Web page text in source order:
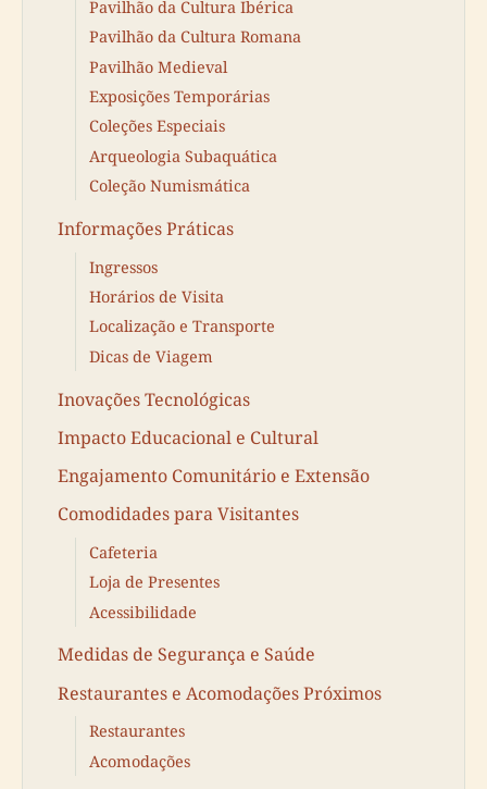
Pavilhão da Cultura Ibérica
Pavilhão da Cultura Romana
Pavilhão Medieval
Exposições Temporárias
Coleções Especiais
Arqueologia Subaquática
Coleção Numismática
Informações Práticas
Ingressos
Horários de Visita
Localização e Transporte
Dicas de Viagem
Inovações Tecnológicas
Impacto Educacional e Cultural
Engajamento Comunitário e Extensão
Comodidades para Visitantes
Cafeteria
Loja de Presentes
Acessibilidade
Medidas de Segurança e Saúde
Restaurantes e Acomodações Próximos
Restaurantes
Acomodações